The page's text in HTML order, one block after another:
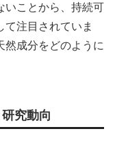
いことから、持続可
注目されていま
然成分をどのように
究動向